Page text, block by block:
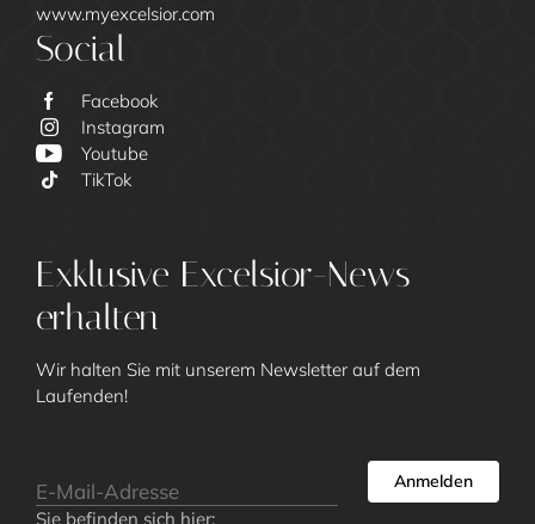
Excelsior
www.myexcelsior.com
Social
Facebook
Instagram
Youtube
TikTok
Exklusive Excelsior-News
erhalten
Wir halten Sie mit unserem Newsletter auf dem
Laufenden!
Anmelden
Sie befinden sich hier: